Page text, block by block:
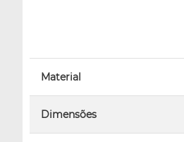
Material
Dimensões